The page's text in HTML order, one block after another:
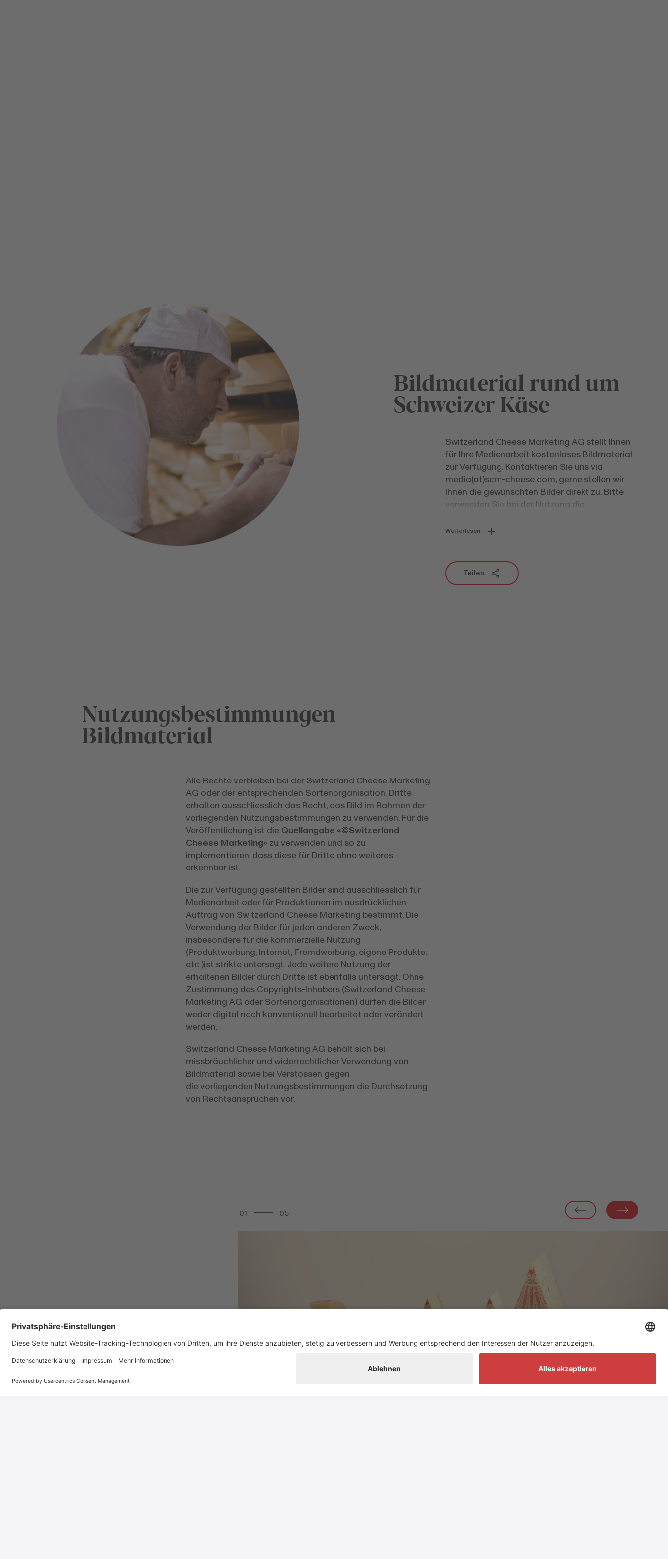
Bildmaterial rund um
Schweizer Käse
Switzerland Cheese Marketing AG stellt Ihnen
für Ihre Medienarbeit kostenloses Bildmaterial
zur Verfügung. Kontaktieren Sie uns via
media(at)scm-cheese.com, gerne stellen wir
Ihnen die gewünschten Bilder direkt zu. Bitte
verwenden Sie bei der Nutzung die
Marketing» und beachten Sie zudem die
Weiterlesen
Teilen
Nutzungsbestimmungen
Bildmaterial
Alle Rechte verbleiben bei der Switzerland Cheese Marketing
AG oder der entsprechenden Sortenorganisation. Dritte
erhalten ausschliesslich das Recht, das Bild im Rahmen der
vorliegenden Nutzungsbestimmungen zu verwenden. Für die
Veröffentlichung ist die Quellangabe «©Switzerland
Cheese Marketing»zu verwenden und so zu
implementieren, dass diese für Dritte ohne weiteres
erkennbar ist.
Die zur Verfügung gestellten Bilder sind ausschliesslich für
Medienarbeit oder für Produktionen im ausdrücklichen
Auftrag von Switzerland Cheese Marketing bestimmt. Die
Verwendung der Bilder für jeden anderen Zweck,
insbesondere für die kommerzielle Nutzung
(Produktwerbung, Internet, Fremdwerbung, eigene Produkte,
etc.)ist strikte untersagt. Jede weitere Nutzung der
erhaltenen Bilder durch Dritte ist ebenfalls untersagt. Ohne
Zustimmung des Copyrights-Inhabers (Switzerland Cheese
Marketing AG oder Sortenorganisationen) dürfen die Bilder
weder digital noch konventionell bearbeitet oder verändert
werden.
Switzerland Cheese Marketing AG behält sich bei
missbräuchlicher und widerrechtlicher Verwendung von
Bildmaterial sowie bei Verstössen gegen
die vorliegenden Nutzungsbestimmungen die Durchsetzung
von Rechtsansprüchen vor.
01 05